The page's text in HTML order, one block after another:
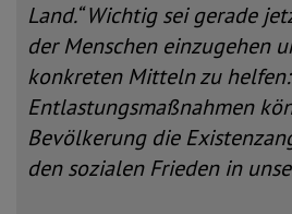
Land.“ Wichtig sei gerade
der Menschen einzugehen
konkreten Mitteln zu
Entlastungsmaßnahmen
Bevölkerung die
den sozialen Frieden in